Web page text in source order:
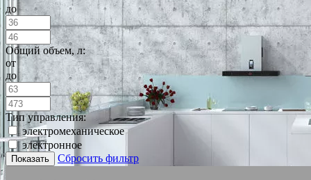
до
Общий объем, л:
от
до
Тип управления:
электромеханическое
электронное
Показать Сбросить фильтр